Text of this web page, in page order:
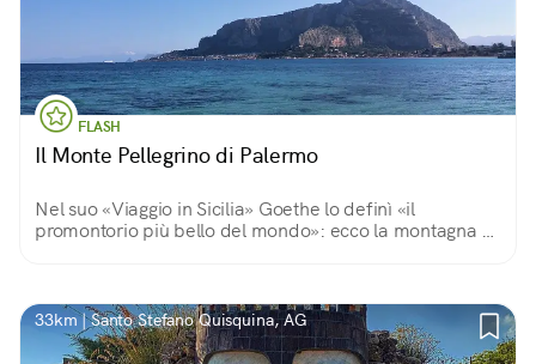
FLASH
Il Monte Pellegrino di Palermo
Nel suo «Viaggio in Sicilia» Goethe lo definì «il
promontorio più bello del mondo»: ecco la montagna di
33km | Santo Stefano Quisquina, AG